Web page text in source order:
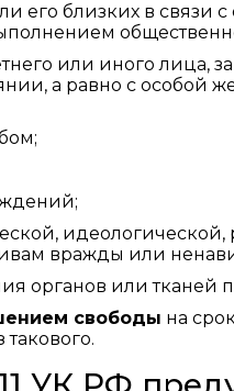
его близких в связи
или иного лица,
а равно с особой
вражды или
органов или тканей
свободы на
такового.